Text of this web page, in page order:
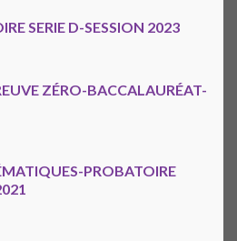
SERIE D-SESSION 2023
ZÉRO-BACCALAURÉAT-
PROBATOIRE